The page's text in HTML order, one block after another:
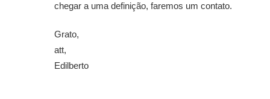
chegar a uma definição, faremos um contato.
Grato,
att,
Edilberto